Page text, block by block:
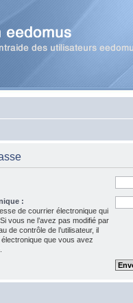
:
de courrier électronique qui
vous ne l’avez pas modifié par
de contrôle de l’utilisateur, il
électronique que vous avez